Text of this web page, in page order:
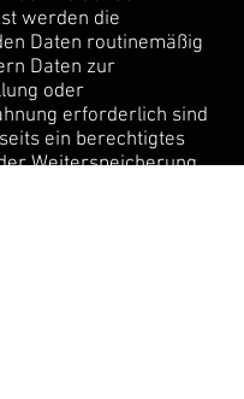
werden die
Daten routinemäßig
Daten zur
oder
erforderlich sind
ein berechtigtes
Weiterspeicherung